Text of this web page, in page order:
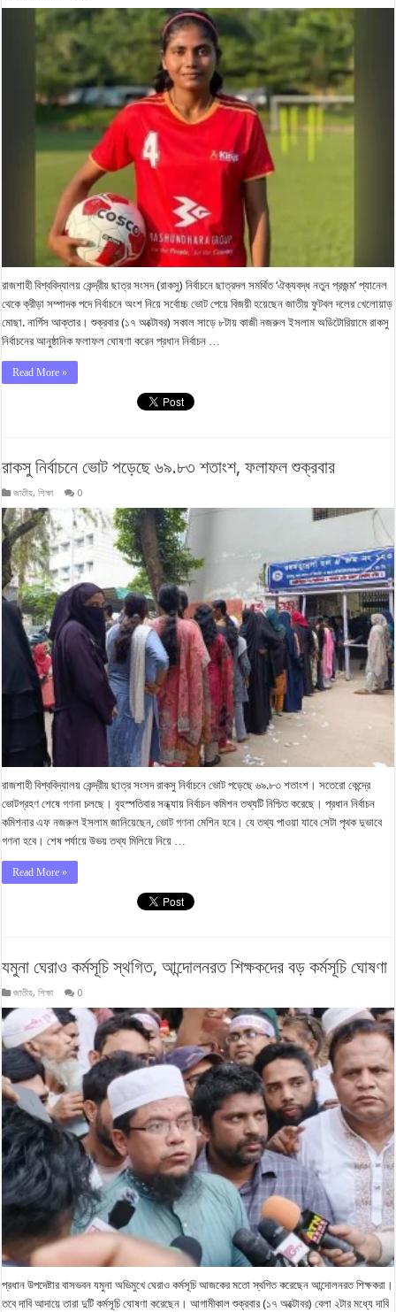
রাজশাহী বিশ্ববিদ্যালয় কেন্দ্রীয় ছাত্র সংসদ (রাকসু) নির্বাচনে ছাত্রদল সমর্থিত ‘ঐক্যবদ্ধ নতুন প্রজন্ম’ প্যানেল
থেকে ক্রীড়া সম্পাদক পদে নির্বাচনে অংশ নিয়ে সর্বোচ্চ ভোট পেয়ে বিজয়ী হয়েছেন জাতীয় ফুটবল দলের খেলোয়াড়
মোছা. নার্গিস আক্তার। শুক্রবার (১৭ অক্টোবর) সকাল সাড়ে ৮টায় কাজী নজরুল ইসলাম অডিটোরিয়ামে রাকসু
নির্বাচনের আনুষ্ঠানিক ফলাফল ঘোষণা করেন প্রধান নির্বাচন …
Read More »
রাকসু নির্বাচনে ভোট পড়েছে ৬৯.৮৩ শতাংশ, ফলাফল শুক্রবার
জাতীয়,শিক্ষা 0
রাজশাহী বিশ্ববিদ্যালয় কেন্দ্রীয় ছাত্র সংসদ রাকসু নির্বাচনে ভোট পড়েছে ৬৯.৮৩ শতাংশ। সতেরো কেন্দ্রে
ভোটগ্রহণ শেষে গণনা চলছে। বৃহস্পতিবার সন্ধ্যায় নির্বাচন কমিশন তথ্যটি নিশ্চিত করেছে। প্রধান নির্বাচন
কমিশনার এফ নজরুল ইসলাম জানিয়েছেন, ভোট গণনা মেশিন হবে। যে তথ্য পাওয়া যাবে সেটা পৃথক দুভাবে
গণনা হবে। শেষ পর্যায়ে উভয় তথ্য মিলিয়ে নিয়ে …
Read More »
যমুনা ঘেরাও কর্মসূচি স্থগিত, আন্দোলনরত শিক্ষকদের বড় কর্মসূচি ঘোষণা
জাতীয়,শিক্ষা 0
প্রধান উপদেষ্টার বাসভবন যমুনা অভিমুখে ঘেরাও কর্মসূচি আজকের মতো স্থগিত করেছেন আন্দোলনরত শিক্ষকরা।
তবে দাবি আদায়ে তারা দুটি কর্মসূচি ঘোষণা করেছেন। আগামীকাল শুক্রবার (১৭ অক্টোবর) বেলা ২টার মধ্যে দাবি